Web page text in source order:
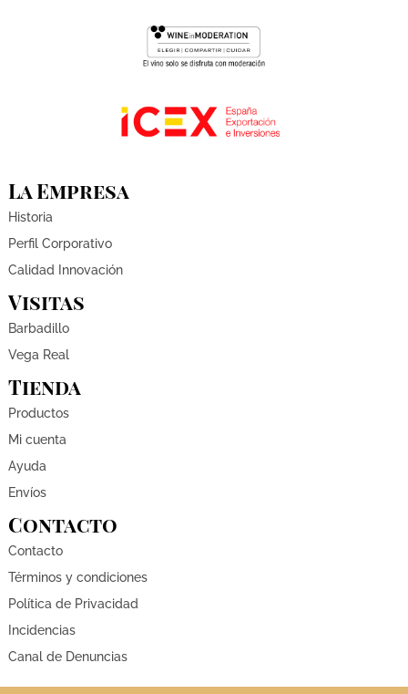
La Empresa
Historia
Perfil Corporativo
Calidad Innovación
Visitas
Barbadillo
Vega Real
Tienda
Productos
Mi cuenta
Ayuda
Envíos
Contacto
Contacto
Términos y condiciones
Política de Privacidad
Incidencias
Canal de Denuncias